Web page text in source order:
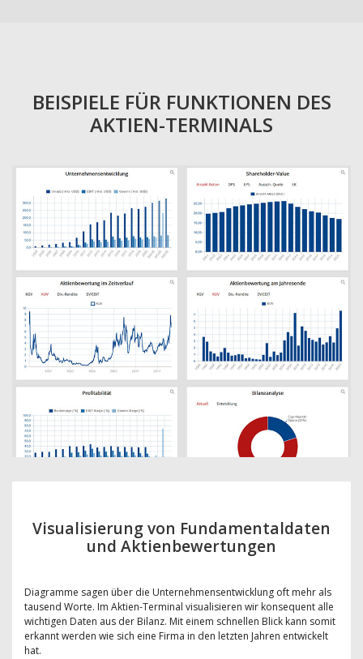
BEISPIELE FÜR FUNKTIONEN DES
AKTIEN-TERMINALS
Visualisierung von Fundamentaldaten
und Aktienbewertungen
Diagramme sagen über die Unternehmensentwicklung oft mehr als
tausend Worte. Im Aktien-Terminal visualisieren wir konsequent alle
wichtigen Daten aus der Bilanz. Mit einem schnellen Blick kann somit
erkannt werden wie sich eine Firma in den letzten Jahren entwickelt
hat.